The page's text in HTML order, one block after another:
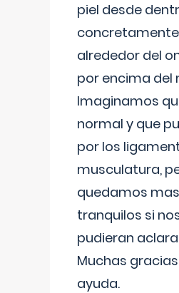
piel desde
concretamente
alrededor del
por encima del
Imaginamos
normal y que
por los
musculatura,
quedamos mas
tranquilos si
pudieran
Muchas
ayuda.